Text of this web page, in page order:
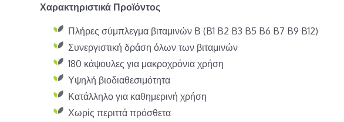
Χαρακτηριστικά Προϊόντος
Πλήρες σύμπλεγμα βιταμινών Β (B1 B2 B3 B5 B6 B7 B9 B12)
Συνεργιστική δράση όλων των βιταμινών
180 κάψουλες για μακροχρόνια χρήση
Υψηλή βιοδιαθεσιμότητα
Κατάλληλο για καθημερινή χρήση
Χωρίς περιττά πρόσθετα